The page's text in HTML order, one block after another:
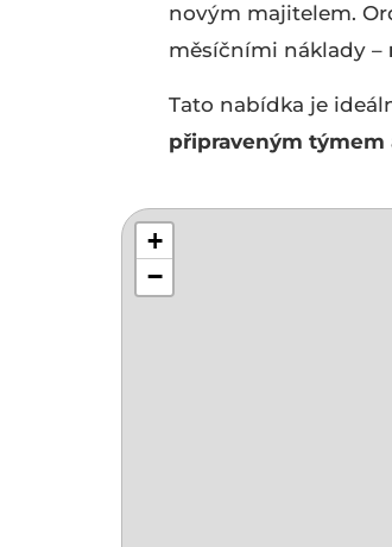
novým majitelem.
měsíčními náklady –
Tato nabídka je
připraveným týmem
+
−